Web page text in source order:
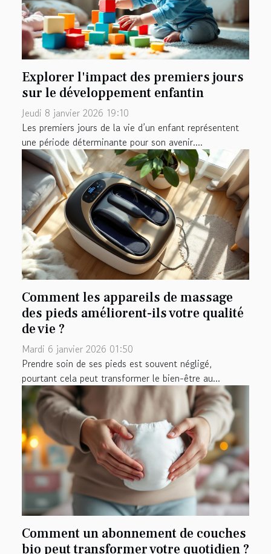
Explorer l'impact des premiers jours
sur le développement enfantin
Jeudi 8 janvier 2026 19:10
Les premiers jours de la vie d’un enfant représentent
une période déterminante pour son avenir....
Comment les appareils de massage
des pieds améliorent-ils votre qualité
de vie ?
Mardi 6 janvier 2026 01:50
Prendre soin de ses pieds est souvent négligé,
pourtant cela peut transformer le bien-être au...
Comment un abonnement de couches
bio peut transformer votre quotidien ?